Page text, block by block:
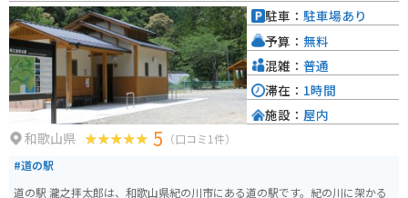
ディングロードが多いため、バイクでのツーリングにも最適です。ただし、
道幅が狭い区間もあるため、走行には注意が必要です。 中辺路周辺には、国
の重要文化財に指定されている「継桜王子」や、樹齢800年を超える大木が立
ち並ぶ「熊野古道館」など、見どころがたくさんあります。道の駅を拠点に、
歴史と自然を感じながら、熊野古道散策を楽しんでみてはいかがでしょう
か。
和歌山県 5 （口コミ1件）
#道の駅
道の駅 瀧之拝太郎は、和歌山県紀の川市にある道の駅です。紀の川に架かる
駐車： 駐車場あり
予算： 無料
混雑： 普通
滞在： 1時間
施設： 屋内